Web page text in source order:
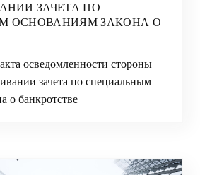
ЗАЧЕТА ПО
ОСНОВАНИЯМ ЗАКОНА О
осведомленности стороны
зачета по специальным
о банкротстве